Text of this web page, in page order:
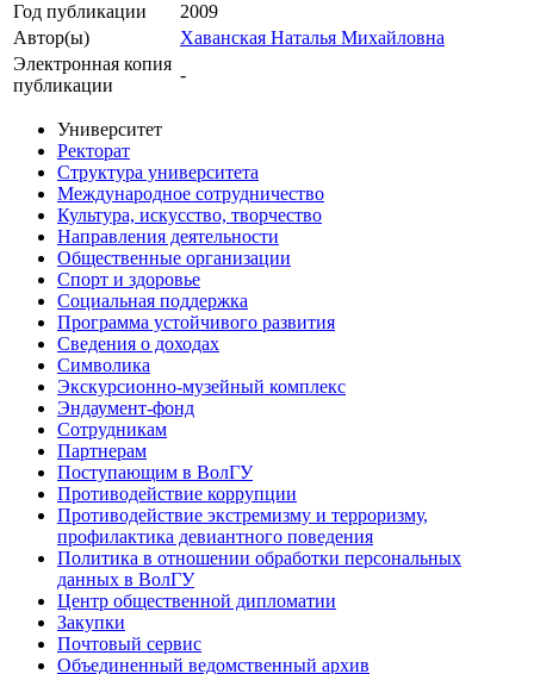
Год публикации
2009
Автор(ы)
Хаванская Наталья Михайловна
Электронная копия
публикации
-
Университет
Ректорат
Структура университета
Международное сотрудничество
Культура, искусство, творчество
Направления деятельности
Общественные организации
Спорт и здоровье
Социальная поддержка
Программа устойчивого развития
Сведения о доходах
Символика
Экскурсионно-музейный комплекс
Эндаумент-фонд
Сотрудникам
Партнерам
Поступающим в ВолГУ
Противодействие коррупции
Противодействие экстремизму и терроризму,
профилактика девиантного поведения
Политика в отношении обработки персональных
данных в ВолГУ
Центр общественной дипломатии
Закупки
Почтовый сервис
Объединенный ведомственный архив